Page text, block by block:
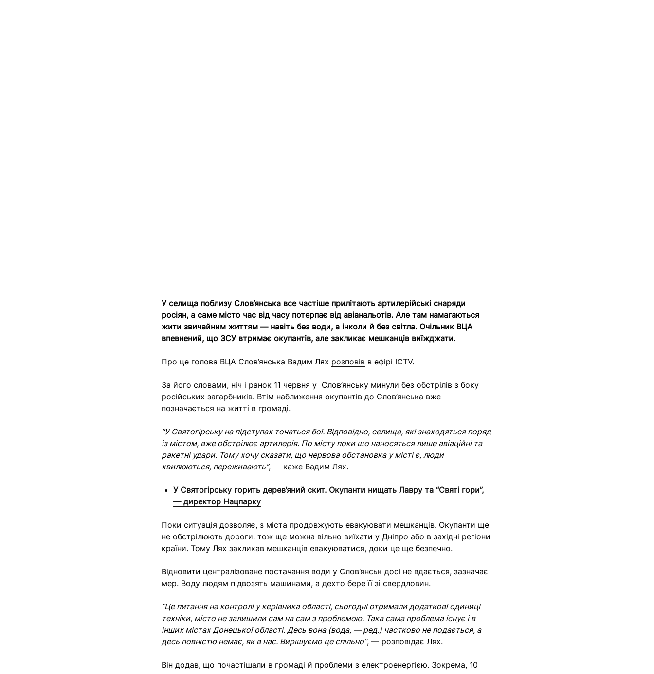
У селища поблизу Слов’янська все частіше прилітають артилерійські снаряди
росіян, а саме місто час від часу потерпає від авіанальотів. Але там намагаються
жити звичайним життям — навіть без води, а інколи й без світла. Очільник ВЦА
впевнений, що ЗСУ втримає окупантів, але закликає мешканців виїжджати.
Про це голова ВЦА Слов’янська Вадим Лях розповів в ефірі ICTV.
За його словами, ніч і ранок 11 червня у Слов’янську минули без обстрілів з боку
російських загарбників. Втім наближення окупантів до Слов’янська вже
позначається на житті в громаді.
“У Святогірську на підступах точаться бої. Відповідно, селища, які знаходяться поряд
із містом, вже обстрілює артилерія. По місту поки що наносяться лише авіаційні та
ракетні удари. Тому хочу сказати, що нервова обстановка у місті є, люди
хвилюються, переживають”, — каже Вадим Лях.
У Святогірську горить дерев’яний скит. Окупанти нищать Лавру та “Святі гори”,
— директор Нацпарку
Поки ситуація дозволяє, з міста продовжують евакуювати мешканців. Окупанти ще
не обстрілюють дороги, тож ще можна вільно виїхати у Дніпро або в західні регіони
країни. Тому Лях закликав мешканців евакуюватися, доки це ще безпечно.
Відновити централізоване постачання води у Слов’янськ досі не вдається, зазначає
мер. Воду людям підвозять машинами, а дехто бере її зі свердловин.
“Це питання на контролі у керівника області, сьогодні отримали додаткові одиниці
техніки, місто не залишили сам на сам з проблемою. Така сама проблема існує і в
інших містах Донецької області. Десь вона (вода, — ред.) частково не подається, а
десь повністю немає, як в нас. Вирішуємо це спільно”, — розповідає Лях.
Він додав, що почастішали в громаді й проблеми з електроенергією. Зокрема, 10